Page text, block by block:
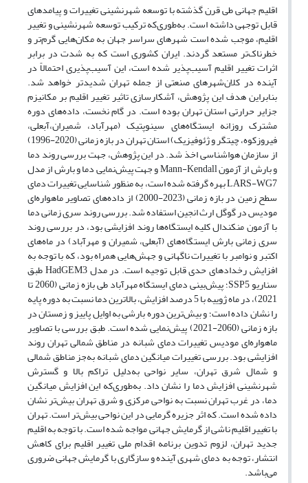
اقلیم جهانی طی قرن گذشته با توسعه شهرنشینی تغییرات و پیامدهای
قابل توجهی داشته است. به‌طوری‌که ترکیب توسعه شهرنشینی و تغییر
اقلیم، موجب شده است شهرهای سراسر جهان به مکان‌هایی گرم‌تر و
خطرناک‌تر مستعد گردند. ایران کشوری است که به شدت در برابر
اثرات تغییر اقلیم آسیب‌پذیر شده است، این آسیب‌پذیری احتمالاً در
آینده در کلان‌شهرهای صنعتی از جمله تهران شدیدتر خواهد شد.
بنابراین هدف این پژوهش، آشکارسازی تاثیر تغییر اقلیم بر مکانیزم
جزایر حرارتی استان تهران بوده است. در گام نخست، داده‌های دوره
مشترک روزانه ایستگاه‌های سینوپتیک (مهرآباد، شمیران،آبعلی،
فیروزکوه، چیتگر و ژئوفیزیک) استان تهران در بازه زمانی (2020-1996)
از سازمان هواشناسی اخذ شد. در این پژوهش، جهت بررسی روند دما
و بارش از آزمون Mann-Kendall و جهت پیش‌نمایی دما و بارش از مدل
LARS-WG7 بهره گرفته شده است، به منظور شناسایی تغییرات دمای
سطح زمین در بازه زمانی (2023-2000) از داده‌های تصاویر ماهواره‌ای
مودیس در گوگل ارث انجین استفاده شد. بررسی روند سری زمانی دما
با آزمون من‎کندال کلیه ایستگاه‌ها روند افزایشی بود، در بررسی روند
سری زمانی بارش ایستگاه‌های (آبعلی، شمیران و مهرآباد) در ماه‌های
اکتبر و نوامبر با تغییرات ناگهانی و جهش‌هایی همراه بود، که با توجه به
افزایش رخدادهای حدی قابل توجیه است. در مدل HadGEM3 طبق
سناریو SSP5؛ پیش‌بینی دمای ایستگاه مهرآباد طی بازه زمانی (2060 تا
2021)، در ماه ژوییه با 5 درصد افزایش، بالاترین دما نسبت به دوره پایه
را نشان داده است؛ و بیش‌ترین دوره بارشی به اوایل پاییز و زمستان در
بازه زمانی (2060-2021) پیش‌نمایی شده است. طبق بررسی با تصاویر
ماهواره‌ای مودیس تغییرات دمای شبانه در مناطق شمالی تهران روند
افزایشی بود. بررسی تغییرات میانگین دمای شبانه به‌جز مناطق شمالی
و شمال شرق تهران، سایر نواحی به‌دلیل تراکم بالا و گسترش
شهرنشینی افزایش دما را نشان داد. به‌طوری‌که این افزایش میانگین
دما، در غرب تهران نسبت به نواحی مرکزی و شرق تهران بیش‌تر نشان
داده شده است. که اثر جزیره گرمایی در این نواحی بیش‌تر است. تهران
با تغییر اقلیم ناشی از گرمایش جهانی مواجه شده است. با توجه به اقلیم
جدید تهران، لزوم تدوین برنامه اقدام ملی تغییر اقلیم برای کاهش
انتشار، توجه به دمای شهری آینده و سازگاری با گرمایش جهانی ضروری
می‌باشد.